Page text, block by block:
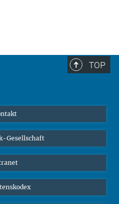
TOP
Gesellschaft